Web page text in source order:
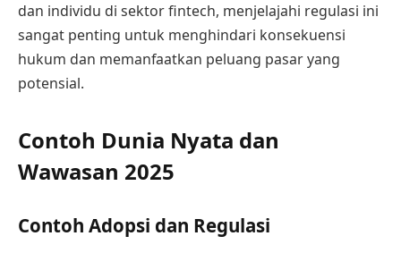
dan individu di sektor fintech, menjelajahi regulasi ini
sangat penting untuk menghindari konsekuensi
hukum dan memanfaatkan peluang pasar yang
potensial.
Contoh Dunia Nyata dan
Wawasan 2025
Contoh Adopsi dan Regulasi